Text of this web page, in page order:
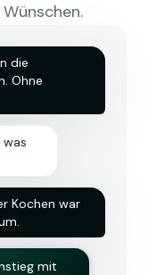
die
Ohne
Kochen war
mit